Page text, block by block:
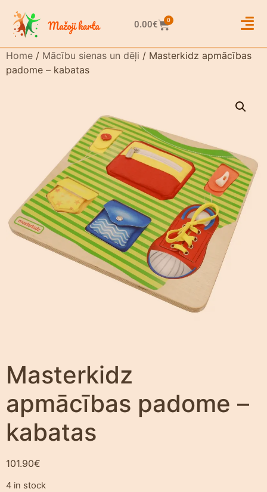
0.00€ 0
Home / Mācību sienas un dēļi / Masterkidz apmācības
padome – kabatas
Masterkidz
apmācības padome –
kabatas
101.90€
4 in stock